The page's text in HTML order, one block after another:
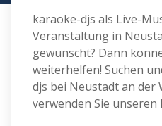
karaoke-djs als Live-
Veranstaltung in
gewünscht? Dann
weiterhelfen! Suchen
djs bei Neustadt an der
verwenden Sie unseren